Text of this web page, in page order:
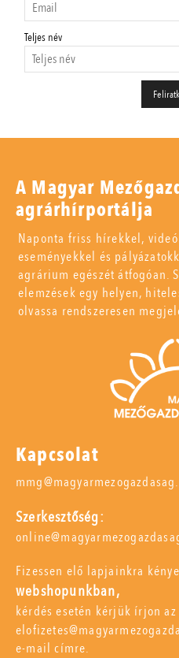
Teljes név
A Magyar
agrárhírportálja
Naponta friss hírekkel,
eseményekkel és
agrárium egészét átfogóan.
elemzések egy helyen,
olvassa rendszeresen
Kapcsolat
Szerkesztőség:
Fizessen elő lapjainkra
webshopunkban,
kérdés esetén kérjük írjon az
e-mail címre.